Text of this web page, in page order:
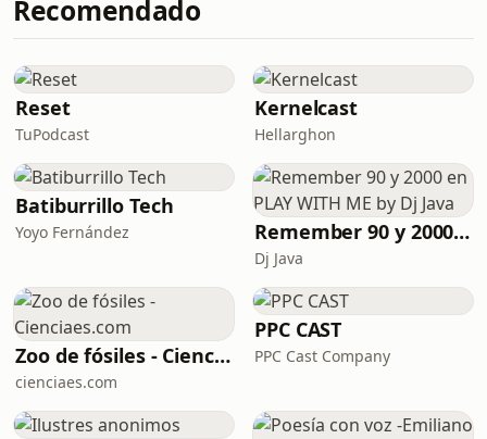
episodio de Invisibles, el Servicio de
Vigilancia Aduanera despliega al
Fulmar en una operación clave contra
el
trabajo real del Servicio de Vigilancia
Aduanera, contado por quienes están
your ad choices. Visit
megaphone.fm/adchoices
Recomendado
Reset
TuPodcast
Kernelcast
Hellarghon
Batiburrillo Tech
Yoyo Fernández Remember 90 y 2000 en PLAY WITH ME by Dj Java
Dj Java
Zoo de fósiles - Cienciaes.com
cienciaes.com
PPC CAST
PPC Cast Company